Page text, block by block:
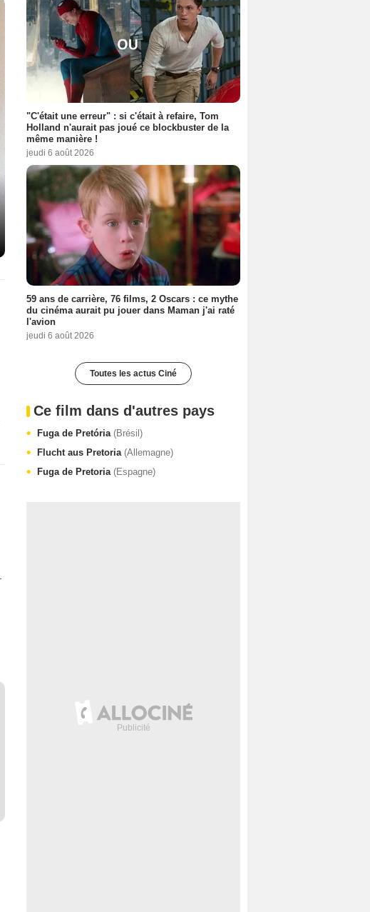
"C'était une erreur" : si c'était à refaire, Tom
Holland n'aurait pas joué ce blockbuster de la
même manière !
jeudi 6 août 2026
59 ans de carrière, 76 films, 2 Oscars : ce mythe
du cinéma aurait pu jouer dans Maman j'ai raté
l'avion
jeudi 6 août 2026
Toutes les actus Ciné
Ce film dans d'autres pays
Fuga de Pretória (Brésil)
Flucht aus Pretoria (Allemagne)
Fuga de Pretoria (Espagne)